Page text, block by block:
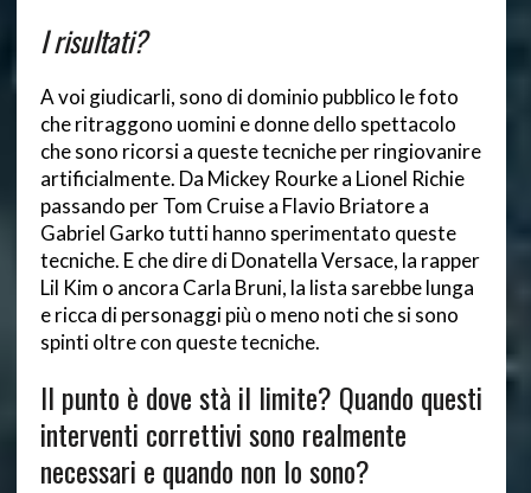
I risultati?
A voi giudicarli, sono di dominio pubblico le foto
che ritraggono uomini e donne dello spettacolo
che sono ricorsi a queste tecniche per ringiovanire
artificialmente. Da Mickey Rourke a Lionel Richie
passando per Tom Cruise a Flavio Briatore a
Gabriel Garko tutti hanno sperimentato queste
tecniche. E che dire di Donatella Versace, la rapper
Lil Kim o ancora Carla Bruni, la lista sarebbe lunga
e ricca di personaggi più o meno noti che si sono
spinti oltre con queste tecniche.
Il punto è dove stà il limite? Quando questi
interventi correttivi sono realmente
necessari e quando non lo sono?